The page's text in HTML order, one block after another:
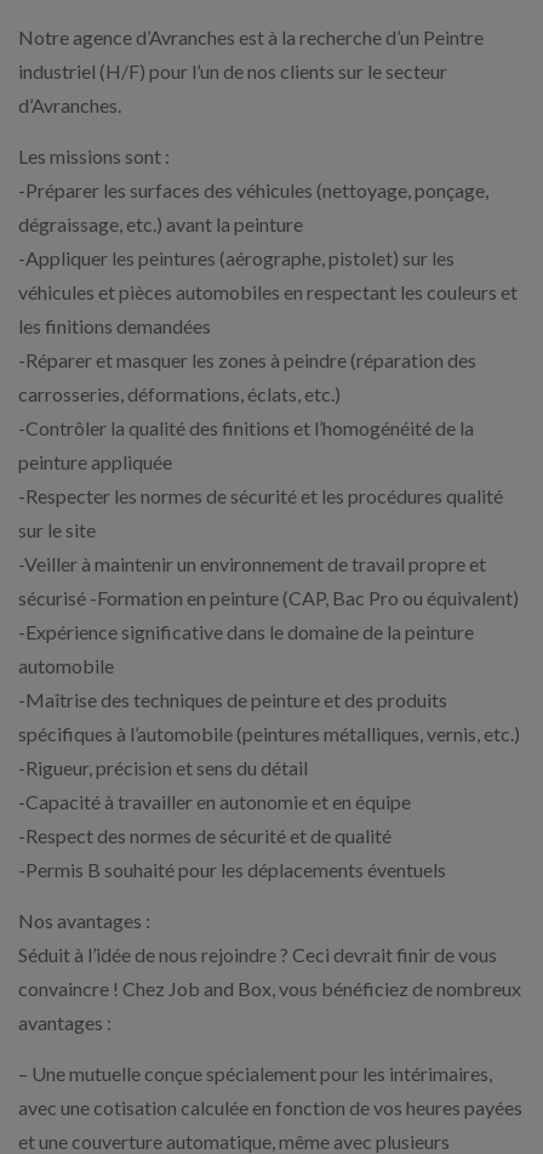
Notre agence d’Avranches est à la recherche d’un Peintre
industriel (H/F) pour l’un de nos clients sur le secteur
d’Avranches.
Les missions sont :
-Préparer les surfaces des véhicules (nettoyage, ponçage,
dégraissage, etc.) avant la peinture
-Appliquer les peintures (aérographe, pistolet) sur les
véhicules et pièces automobiles en respectant les couleurs et
les finitions demandées
-Réparer et masquer les zones à peindre (réparation des
carrosseries, déformations, éclats, etc.)
-Contrôler la qualité des finitions et l’homogénéité de la
peinture appliquée
-Respecter les normes de sécurité et les procédures qualité
sur le site
-Veiller à maintenir un environnement de travail propre et
sécurisé -Formation en peinture (CAP, Bac Pro ou équivalent)
-Expérience significative dans le domaine de la peinture
automobile
-Maîtrise des techniques de peinture et des produits
spécifiques à l’automobile (peintures métalliques, vernis, etc.)
-Rigueur, précision et sens du détail
-Capacité à travailler en autonomie et en équipe
-Respect des normes de sécurité et de qualité
-Permis B souhaité pour les déplacements éventuels
Nos avantages :
Séduit à l’idée de nous rejoindre ? Ceci devrait finir de vous
convaincre ! Chez Job and Box, vous bénéficiez de nombreux
avantages :
– Une mutuelle conçue spécialement pour les intérimaires,
avec une cotisation calculée en fonction de vos heures payées
et une couverture automatique, même avec plusieurs